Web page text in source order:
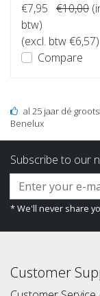
€7,95 €10,00
btw)
(excl. btw €6,57)
Compare
al 25 jaar dé
Benelux
Subscribe to our
* We'll never share
Customer